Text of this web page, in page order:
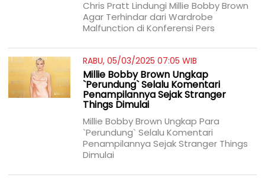
Chris Pratt Lindungi Millie Bobby Brown
Agar Terhindar dari Wardrobe
Malfunction di Konferensi Pers
RABU, 05/03/2025 07:05 WIB
Millie Bobby Brown Ungkap
`Perundung` Selalu Komentari
Penampilannya Sejak Stranger
Things Dimulai
Millie Bobby Brown Ungkap Para
`Perundung` Selalu Komentari
Penampilannya Sejak Stranger Things
Dimulai